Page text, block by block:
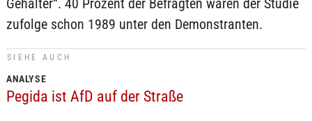
Gehälter“. 40 Prozent der Befragten waren der Studie
zufolge schon 1989 unter den Demonstranten.
SIEHE AUCH
ANALYSE
Pegida ist AfD auf der Straße